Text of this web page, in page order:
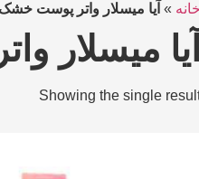
خانه » آیا میسلار واتر پوست
آیا
Showing the single